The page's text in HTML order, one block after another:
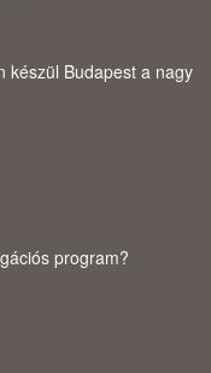
készül Budapest a nagy
program?